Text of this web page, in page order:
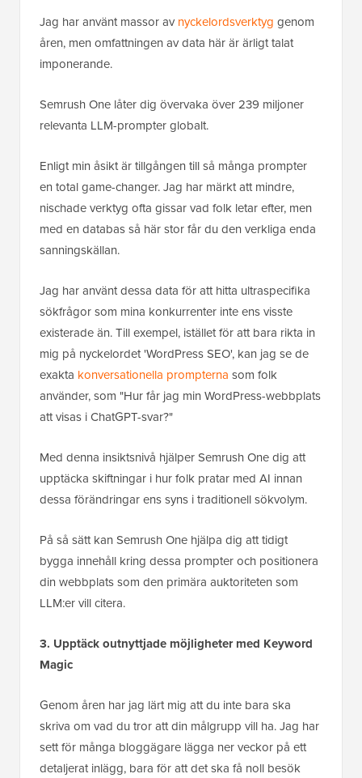
Jag har använt massor av nyckelordsverktyg genom
åren, men omfattningen av data här är ärligt talat
imponerande.
Semrush One låter dig övervaka över 239 miljoner
relevanta LLM-prompter globalt.
Enligt min åsikt är tillgången till så många prompter
en total game-changer. Jag har märkt att mindre,
nischade verktyg ofta gissar vad folk letar efter, men
med en databas så här stor får du den verkliga enda
sanningskällan.
Jag har använt dessa data för att hitta ultraspecifika
sökfrågor som mina konkurrenter inte ens visste
existerade än. Till exempel, istället för att bara rikta in
mig på nyckelordet 'WordPress SEO', kan jag se de
exakta konversationella prompterna som folk
använder, som "Hur får jag min WordPress-webbplats
att visas i ChatGPT-svar?"
Med denna insiktsnivå hjälper Semrush One dig att
upptäcka skiftningar i hur folk pratar med AI innan
dessa förändringar ens syns i traditionell sökvolym.
På så sätt kan Semrush One hjälpa dig att tidigt
bygga innehåll kring dessa prompter och positionera
din webbplats som den primära auktoriteten som
LLM:er vill citera.
3. Upptäck outnyttjade möjligheter med Keyword
Magic
Genom åren har jag lärt mig att du inte bara ska
skriva om vad du tror att din målgrupp vill ha. Jag har
sett för många bloggägare lägga ner veckor på ett
detaljerat inlägg, bara för att det ska få noll besök